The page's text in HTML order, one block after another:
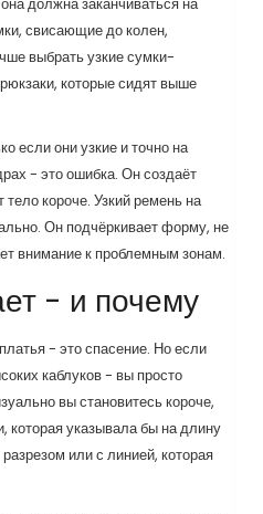
свисающие до колен,
выбрать узкие сумки-
которые сидят выше
если они узкие и точно на
- это ошибка. Он создаёт
короче. Узкий ремень на
Он подчёркивает форму, не
внимание к проблемным зонам.
- и почему
- это спасение. Но если
каблуков - вы просто
вы становитесь короче,
которая указывала бы на длину
или с линией, которая